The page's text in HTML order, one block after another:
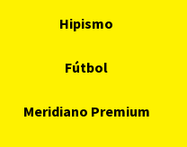
Hipismo
Fútbol
Meridiano Premium